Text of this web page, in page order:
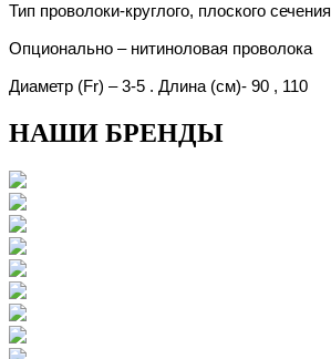
Тип проволоки-круглого, плоского сечения
Опционально – нитиноловая проволока
Диаметр (Fr) – 3-5 . Длина (см)- 90 , 110
НАШИ БРЕНДЫ